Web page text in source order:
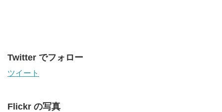
Twitter でフォロー
ツイート
Flickr の写真